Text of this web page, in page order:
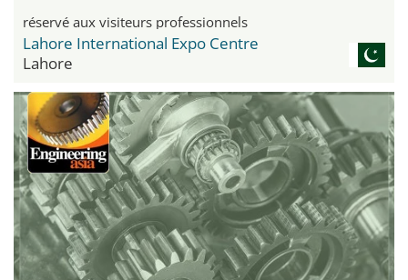
réservé aux visiteurs professionnels
Lahore International Expo Centre
Lahore